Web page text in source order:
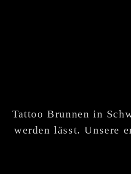
Tattoo Brunnen in
werden lässt. Unsere